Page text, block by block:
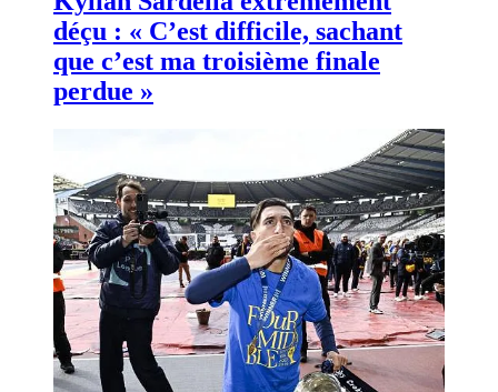
déçu : « C’est difficile, sachant
que c’est ma troisième finale
perdue »